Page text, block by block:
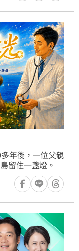
年後，一位父親
留住一盞燈。